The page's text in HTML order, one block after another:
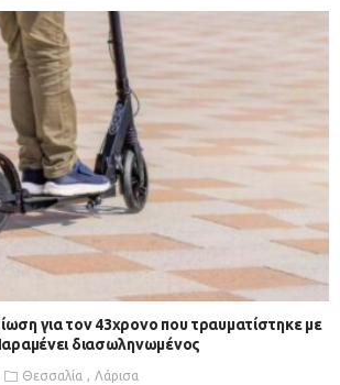
για τον 43χρονο που τραυματίστηκε με
διασωληνωμένος
Θεσσαλία Λάρισα